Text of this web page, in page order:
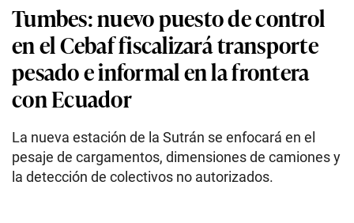
Tumbes: nuevo puesto de control
en el Cebaf fiscalizará transporte
pesado e informal en la frontera
con Ecuador
La nueva estación de la Sutrán se enfocará en el
pesaje de cargamentos, dimensiones de camiones y
la detección de colectivos no autorizados.